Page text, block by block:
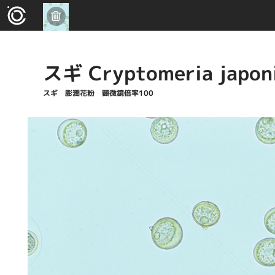
スギ Cryptomeria
スギ 膨潤花粉 顕微鏡倍率100